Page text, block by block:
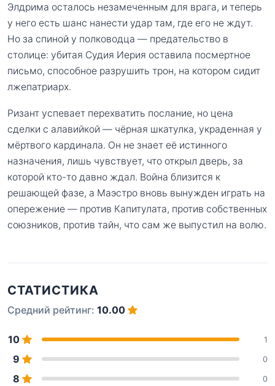
Элдрима осталось незамеченным для врага, и теперь
у него есть шанс нанести удар там, где его не ждут.
Но за спиной у полководца — предательство в
столице: убитая Судия Иерия оставила посмертное
письмо, способное разрушить трон, на котором сидит
лжепатриарх.
Ризант успевает перехватить послание, но цена
сделки с алавийкой — чёрная шкатулка, украденная у
мёртвого кардинала. Он не знает её истинного
назначения, лишь чувствует, что открыл дверь, за
которой кто-то давно ждал. Война близится к
решающей фазе, а Маэстро вновь вынужден играть на
опережение — против Капитулата, против собственных
союзников, против тайн, что сам же выпустил на волю.
СТАТИСТИКА
Средний рейтинг: 10.00
10 1
9 0
8 0